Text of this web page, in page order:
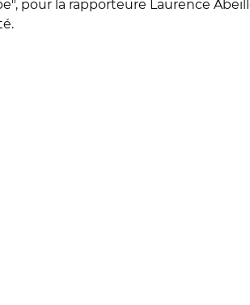
pour la rapporteure Laurence